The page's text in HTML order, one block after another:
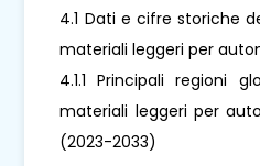
4.1 Dati e cifre storiche
materiali leggeri per
4.1.1 Principali regioni
materiali leggeri per
(2023-2033)